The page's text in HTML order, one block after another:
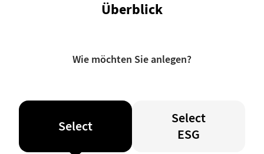
Überblick
Wie möchten Sie anlegen?
Select
Select
ESG